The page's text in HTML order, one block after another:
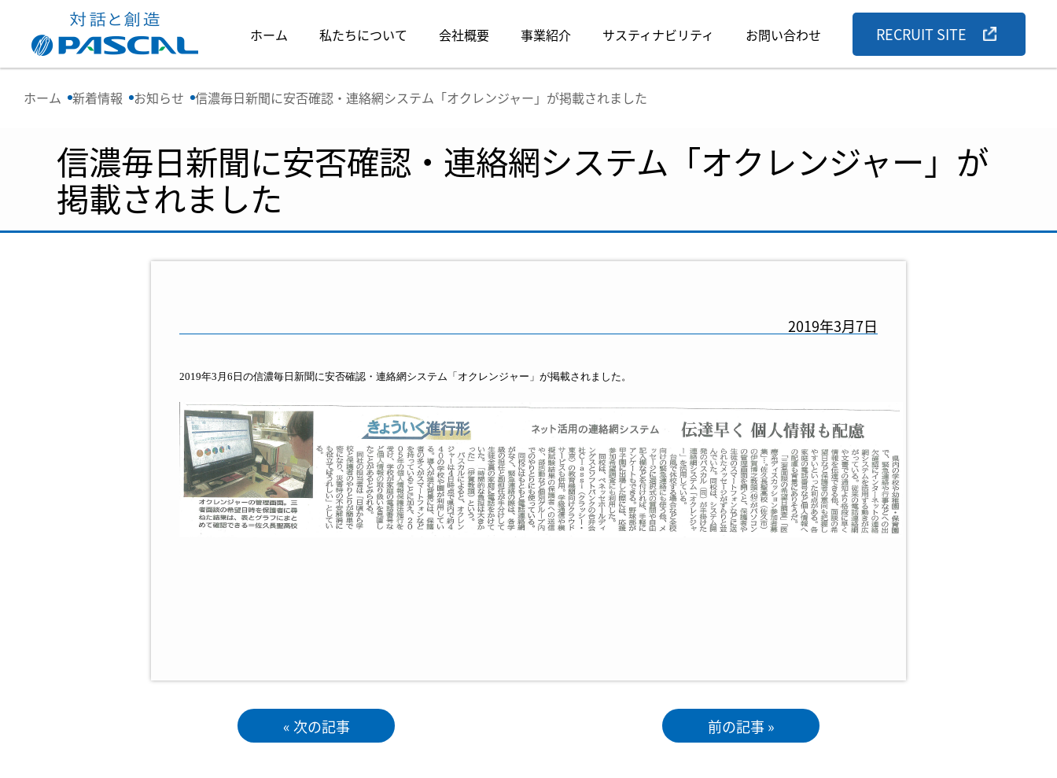
ホーム 私たちについて 会社概要 事業紹介 サスティナビリティ お問い合わせ RECRUIT SITE
ホーム 新着情報 お知らせ 信濃毎日新聞に安否確認・連絡網システム「オクレンジャー」が掲載されました
信濃毎日新聞に安否確認・連絡網システム「オクレンジャー」が
掲載されました
2019年3月7日
2019年3 月 6 日の信濃毎日新聞に安否確認・連絡網システム「オクレンジャー」が掲載されました。
« 次の記事 前の記事 »